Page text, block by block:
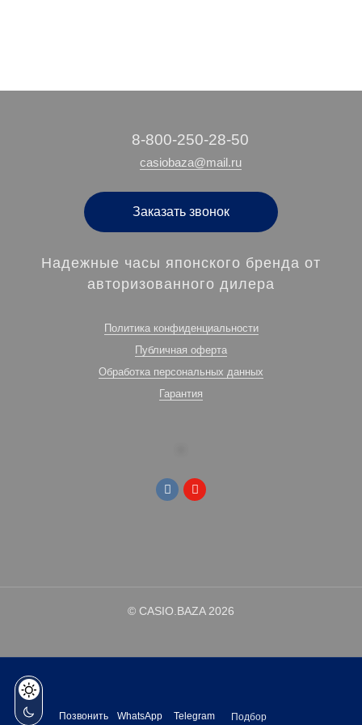
‭8-800-250-28-50
casiobaza@mail.ru
Заказать звонок
Надежные часы японского бренда от
авторизованного дилера
Политика конфиденциальности
Публичная оферта
Обработка персональных данных
Гарантия
© CASIO.BAZA 2026
Позвонить WhatsApp Telegram
Подбор